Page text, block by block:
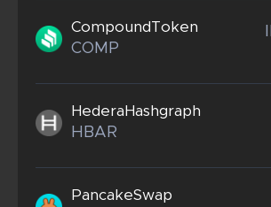
CompoundToken
COMP
HederaHashgraph
HBAR
PancakeSwap